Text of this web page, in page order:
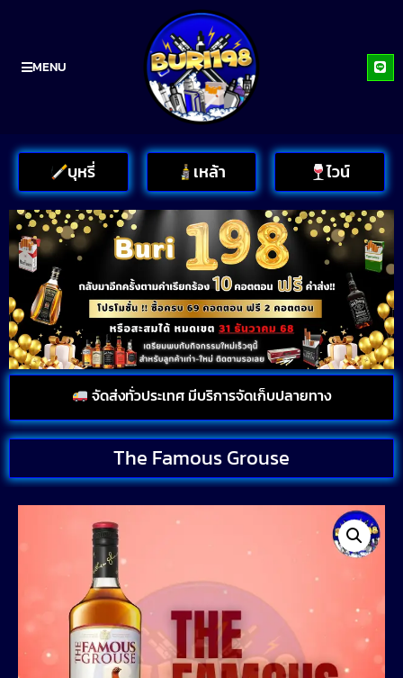
MENU
บุหรี่ เหล้า ไวน์
จัดส่งทั่วประเทศ มีบริการจัดเก็บปลายทาง
The Famous Grouse